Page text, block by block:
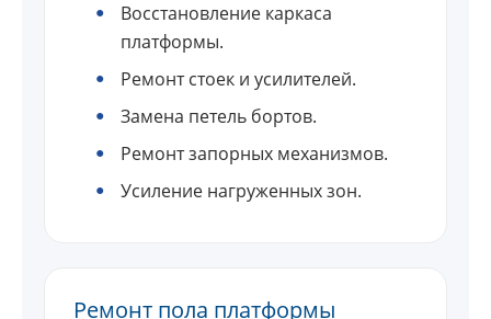
Восстановление каркаса
платформы.
Ремонт стоек и усилителей.
Замена петель бортов.
Ремонт запорных механизмов.
Усиление нагруженных зон.
Ремонт пола платформы